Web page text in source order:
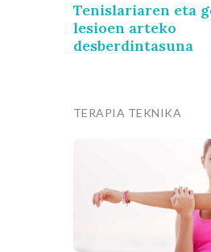
Tenislariaren eta
lesioen arteko
desberdintasuna
TERAPIA TEKNIKA